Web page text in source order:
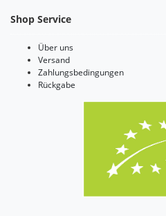
Shop Service
Über uns
Versand
Zahlungsbedingungen
Rückgabe